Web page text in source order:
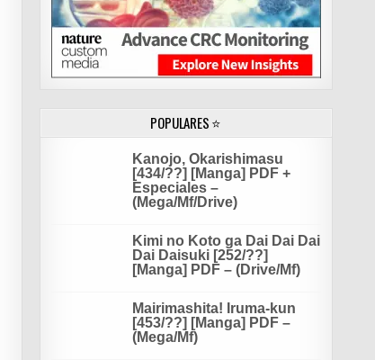
POPULARES ⭐
Kanojo, Okarishimasu
[434/??] [Manga] PDF +
Especiales –
(Mega/Mf/Drive)
Kimi no Koto ga Dai Dai Dai
Dai Daisuki [252/??]
[Manga] PDF – (Drive/Mf)
Mairimashita! Iruma-kun
[453/??] [Manga] PDF –
(Mega/Mf)